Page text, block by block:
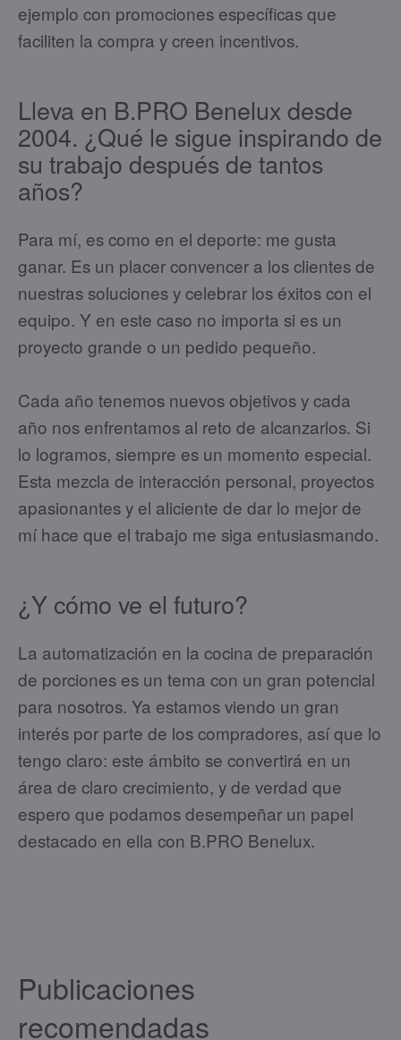
ejemplo con promociones específicas que
faciliten la compra y creen incentivos.
Lleva en B.PRO Benelux desde
2004. ¿Qué le sigue inspirando de
su trabajo después de tantos
años?
Para mí, es como en el deporte: me gusta
ganar. Es un placer convencer a los clientes de
nuestras soluciones y celebrar los éxitos con el
equipo. Y en este caso no importa si es un
proyecto grande o un pedido pequeño.
Cada año tenemos nuevos objetivos y cada
año nos enfrentamos al reto de alcanzarlos. Si
lo logramos, siempre es un momento especial.
Esta mezcla de interacción personal, proyectos
apasionantes y el aliciente de dar lo mejor de
mí hace que el trabajo me siga entusiasmando.
¿Y cómo ve el futuro?
La automatización en la cocina de preparación
de porciones es un tema con un gran potencial
para nosotros. Ya estamos viendo un gran
interés por parte de los compradores, así que lo
tengo claro: este ámbito se convertirá en un
área de claro crecimiento, y de verdad que
espero que podamos desempeñar un papel
destacado en ella con B.PRO Benelux.
Publicaciones
recomendadas